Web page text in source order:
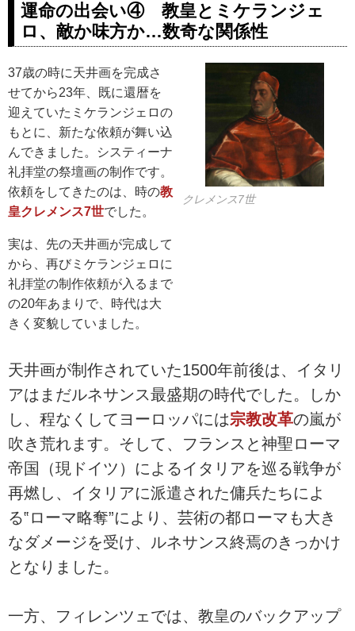
運命の出会い④ 教皇とミケランジェ
ロ、敵か味方か…数奇な関係性
37歳の時に天井画を完成さ
せてから23年、既に還暦を
迎えていたミケランジェロの
もとに、新たな依頼が舞い込
んできました。システィーナ
礼拝堂の祭壇画の制作です。
依頼をしてきたのは、時の教
皇クレメンス7世でした。
実は、先の天井画が完成して
から、再びミケランジェロに
礼拝堂の制作依頼が入るまで
の20年あまりで、時代は大
きく変貌していました。
クレメンス7世
天井画が制作されていた1500年前後は、イタリ
アはまだルネサンス最盛期の時代でした。しか
し、程なくしてヨーロッパには宗教改革の嵐が
吹き荒れます。そして、フランスと神聖ローマ
帝国（現ドイツ）によるイタリアを巡る戦争が
再燃し、イタリアに派遣された傭兵たちによ
る‟ローマ略奪”により、芸術の都ローマも大き
なダメージを受け、ルネサンス終焉のきっかけ
となりました。
一方、フィレンツェでは、教皇のバックアップ